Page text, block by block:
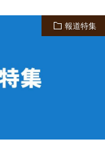
報道特集